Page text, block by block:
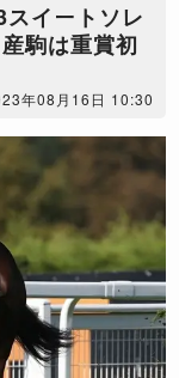
イートソレ
駒は重賞初
年08月16日 10:30